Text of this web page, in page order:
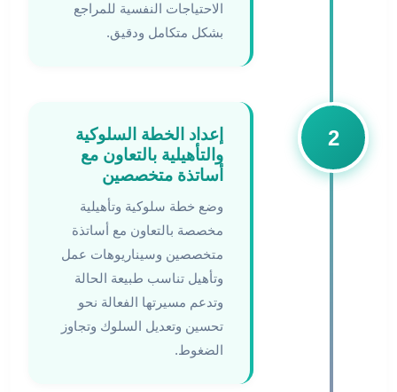
الاحتياجات النفسية للمراجع
بشكل متكامل ودقيق.
2
إعداد الخطة السلوكية
والتأهيلية بالتعاون مع
أساتذة متخصصين
وضع خطة سلوكية وتأهيلية
مخصصة بالتعاون مع أساتذة
متخصصين وسيناريوهات عمل
وتأهيل تناسب طبيعة الحالة
وتدعم مسيرتها الفعالة نحو
تحسين وتعديل السلوك وتجاوز
الضغوط.